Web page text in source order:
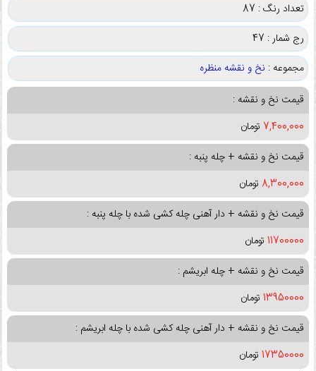
تعداد رنگ : 87
رج شمار : 47
مجموعه : نخ و نقشه منظره
قیمت نخ و نقشه :
7,400,000 تومان
قیمت نخ و نقشه + چله پنبه :
8,300,000 تومان
قیمت نخ و نقشه + دار آهنی چله کشی شده با چله پنبه :
11700000 تومان
قیمت نخ و نقشه + چله ابریشم :
13950000 تومان
قیمت نخ و نقشه + دار آهنی چله کشی شده با چله ابریشم :
17350000 تومان